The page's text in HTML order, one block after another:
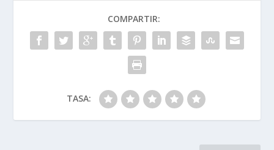
COMPARTIR:
TASA: